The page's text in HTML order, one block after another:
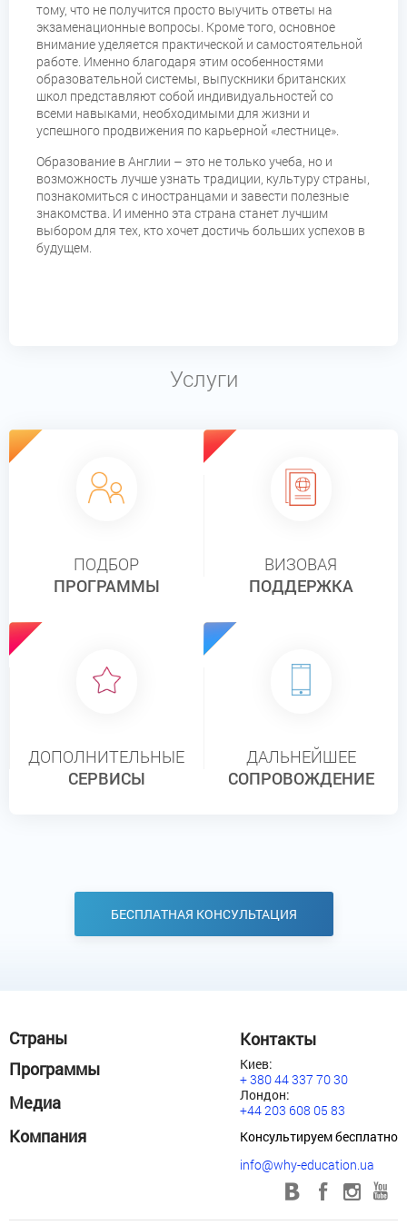
тому, что не получится просто выучить ответы на
экзаменационные вопросы. Кроме того, основное
внимание уделяется практической и самостоятельной
работе. Именно благодаря этим особенностями
образовательной системы, выпускники британских
школ представляют собой индивидуальностей со
всеми навыками, необходимыми для жизни и
успешного продвижения по карьерной «лестнице».
Образование в Англии – это не только учеба, но и
возможность лучше узнать традиции, культуру страны,
познакомиться с иностранцами и завести полезные
знакомства. И именно эта страна станет лучшим
выбором для тех, кто хочет достичь больших успехов в
будущем.
Услуги
ПОДБОР
ПРОГРАММЫ
ВИЗОВАЯ
ПОДДЕРЖКА
ДОПОЛНИТЕЛЬНЫЕ
СЕРВИСЫ
ДАЛЬНЕЙШЕЕ
СОПРОВОЖДЕНИЕ
БЕСПЛАТНАЯ КОНСУЛЬТАЦИЯ
Страны
Программы
Медиа
Компания
Контакты
Киев:
+ 380 44 337 70 30
Лондон:
+44 203 608 05 83
Консультируем бесплатно
info@why-education.ua